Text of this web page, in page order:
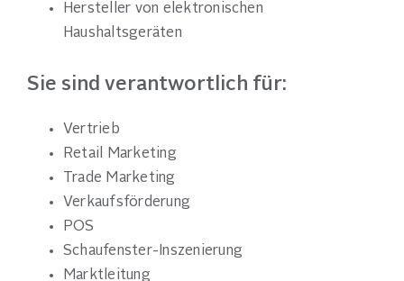
Hersteller von elektronischen
Haushaltsgeräten
Sie sind verantwortlich für:
Vertrieb
Retail Marketing
Trade Marketing
Verkaufsförderung
POS
Schaufenster-Inszenierung
Marktleitung